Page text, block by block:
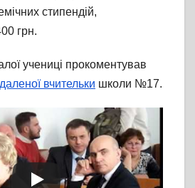
стипендій,
грн.
учениці прокоментував
вчительки школи №17.